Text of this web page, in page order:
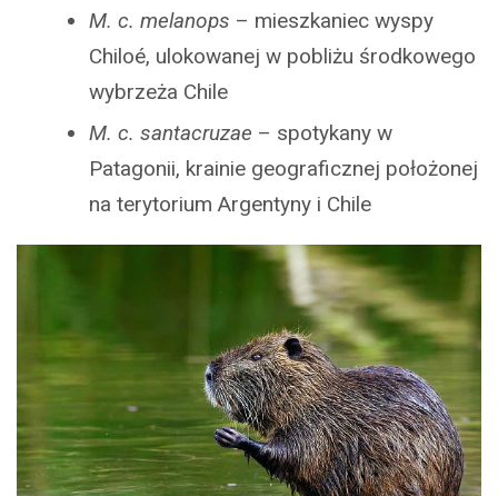
M. c. melanops – mieszkaniec wyspy
Chiloé, ulokowanej w pobliżu środkowego
wybrzeża Chile
M. c. santacruzae – spotykany w
Patagonii, krainie geograficznej położonej
na terytorium Argentyny i Chile